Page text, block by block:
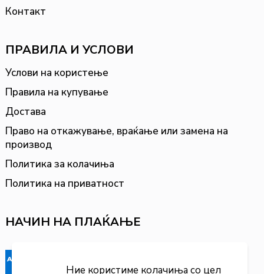
Ние користиме колачиња со цел
Контакт
ПРАВИЛА И УСЛОВИ
Услови на користење
Правила на купување
Достава
Право на откажување, враќање или замена на
производ
Политика за колачиња
Политика на приватност
НАЧИН НА ПЛАЌАЊЕ